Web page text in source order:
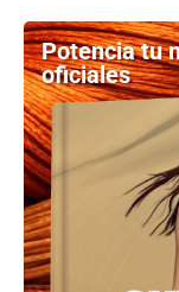
Potencia tu
oficiales